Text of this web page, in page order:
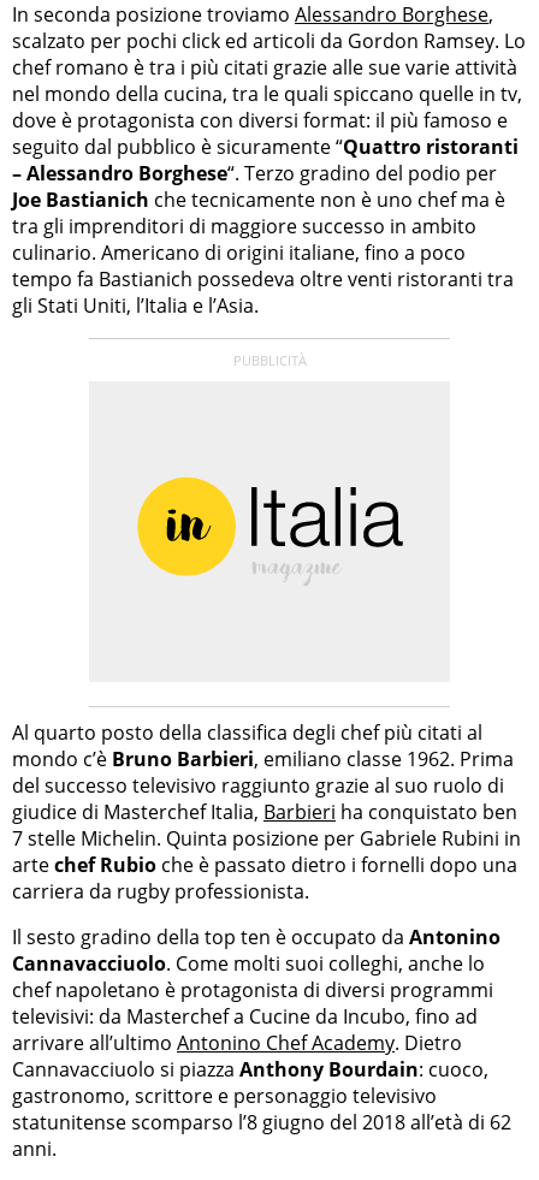
In seconda posizione troviamo Alessandro Borghese,
scalzato per pochi click ed articoli da Gordon Ramsey. Lo
chef romano è tra i più citati grazie alle sue varie attività
nel mondo della cucina, tra le quali spiccano quelle in tv,
dove è protagonista con diversi format: il più famoso e
seguito dal pubblico è sicuramente “Quattro ristoranti
– Alessandro Borghese“. Terzo gradino del podio per
Joe Bastianich che tecnicamente non è uno chef ma è
tra gli imprenditori di maggiore successo in ambito
culinario. Americano di origini italiane, fino a poco
tempo fa Bastianich possedeva oltre venti ristoranti tra
gli Stati Uniti, l’Italia e l’Asia.
Al quarto posto della classifica degli chef più citati al
mondo c’è Bruno Barbieri, emiliano classe 1962. Prima
del successo televisivo raggiunto grazie al suo ruolo di
giudice di Masterchef Italia, Barbieri ha conquistato ben
7 stelle Michelin. Quinta posizione per Gabriele Rubini in
artechef Rubio che è passato dietro i fornelli dopo una
carriera da rugby professionista.
Il sesto gradino della top ten è occupato da Antonino
Cannavacciuolo. Come molti suoi colleghi, anche lo
chef napoletano è protagonista di diversi programmi
televisivi: da Masterchef a Cucine da Incubo, fino ad
arrivare all’ultimo Antonino Chef Academy. Dietro
Cannavacciuolo si piazza Anthony Bourdain: cuoco,
gastronomo, scrittore e personaggio televisivo
statunitense scomparso l’8 giugno del 2018 all’età di 62
anni.